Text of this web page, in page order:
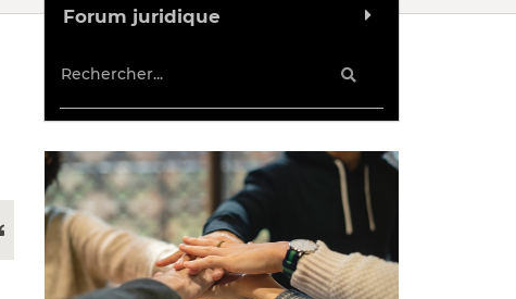
Forum juridique